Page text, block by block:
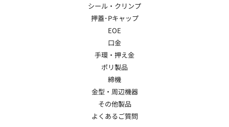
シール・クリンプ
押蓋･Pキャップ
EOE
口金
手環・押え金
ポリ製品
締機
金型・周辺機器
その他製品
よくあるご質問